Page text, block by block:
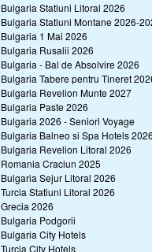
Bulgaria Statiuni Litoral 2026
Bulgaria Statiuni Montane 2026-
Bulgaria 1 Mai 2026
Bulgaria Rusalii 2026
Bulgaria - Bal de Absolvire 2026
Bulgaria Tabere pentru Tineret
Bulgaria Revelion Munte 2027
Bulgaria Paste 2026
Bulgaria 2026 - Seniori Voyage
Bulgaria Balneo si Spa Hotels
Bulgaria Revelion Litoral 2026
Romania Craciun 2025
Bulgaria Sejur Litoral 2026
Turcia Statiuni Litoral 2026
Grecia 2026
Bulgaria Podgorii
Bulgaria City Hotels
Turcia City Hotels